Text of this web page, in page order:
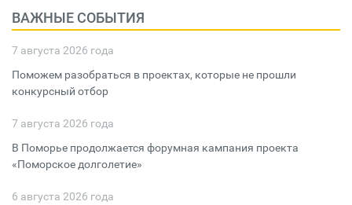
ВАЖНЫЕ СОБЫТИЯ
7 августа 2026 года
Поможем разобраться в проектах, которые не прошли
конкурсный отбор
7 августа 2026 года
В Поморье продолжается форумная кампания проекта
«Поморское долголетие»
6 августа 2026 года